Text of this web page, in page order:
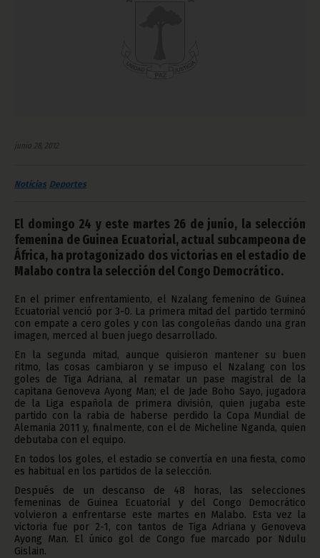
junio 28, 2012
Noticias Deportes
El domingo 24 y este martes 26 de junio, la selección
femenina de Guinea Ecuatorial, actual subcampeona de
África, ha protagonizado dos victorias en el estadio de
Malabo contra la selección del Congo Democrático.
En el primer enfrentamiento, el Nzalang femenino de Guinea
Ecuatorial venció por 3-0. La primera mitad del partido terminó
con empate a cero goles y con las congoleñas dando una gran
imagen, merced al buen juego desarrollado.
En la segunda mitad, aunque quisieron mantener su buen
ritmo, las cosas cambiaron y se impuso el Nzalang con los
goles de Tiga Adriana, al rematar un pase magistral de la
capitana Genoveva Ayong Man; el de Jade Boho Sayo, jugadora
de la Liga española de primera división, quien jugaba este
partido con la rabia de haberse perdido la Copa Mundial de
Alemania 2011 y, finalmente, con el de Micheline Nganda, quien
debutaba con el equipo.
En todos los goles, el estadio se convertía en una fiesta, como
es habitual en los partidos de la selección.
Después de un descanso de 48 horas, las selecciones
femeninas de Guinea Ecuatorial y del Congo Democrático
volvieron a enfrentarse este martes en Malabo. Esta vez la
victoria fue por 2-1, con tantos de Tiga Adriana y Genoveva
Ayong Man. El único gol de Congo fue marcado por Ndulu
Gislain.